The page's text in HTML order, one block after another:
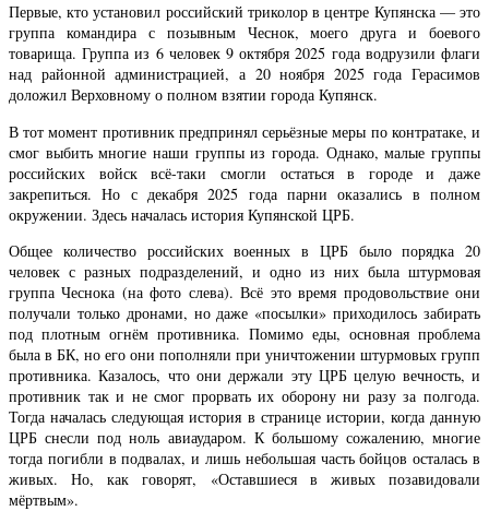
Первые, кто установил российский триколор в центре Купянска — это
группа командира с позывным Чеснок, моего друга и боевого
товарища. Группа из 6 человек 9 октября 2025 года водрузили флаги
над районной администрацией, а 20 ноября 2025 года Герасимов
доложил Верховному о полном взятии города Купянск.
В тот момент противник предпринял серьёзные меры по контратаке, и
смог выбить многие наши группы из города. Однако, малые группы
российских войск всё-таки смогли остаться в городе и даже
закрепиться. Но с декабря 2025 года парни оказались в полном
окружении. Здесь началась история Купянской ЦРБ.
Общее количество российских военных в ЦРБ было порядка 20
человек с разных подразделений, и одно из них была штурмовая
группа Чеснока (на фото слева). Всё это время продовольствие они
получали только дронами, но даже «посылки» приходилось забирать
под плотным огнём противника. Помимо еды, основная проблема
была в БК, но его они пополняли при уничтожении штурмовых групп
противника. Казалось, что они держали эту ЦРБ целую вечность, и
противник так и не смог прорвать их оборону ни разу за полгода.
Тогда началась следующая история в странице истории, когда данную
ЦРБ снесли под ноль авиаударом. К большому сожалению, многие
тогда погибли в подвалах, и лишь небольшая часть бойцов осталась в
живых. Но, как говорят, «Оставшиеся в живых позавидовали
мёртвым».